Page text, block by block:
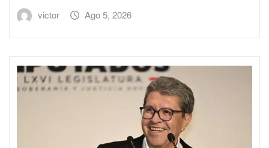
victor Ago 5, 2026